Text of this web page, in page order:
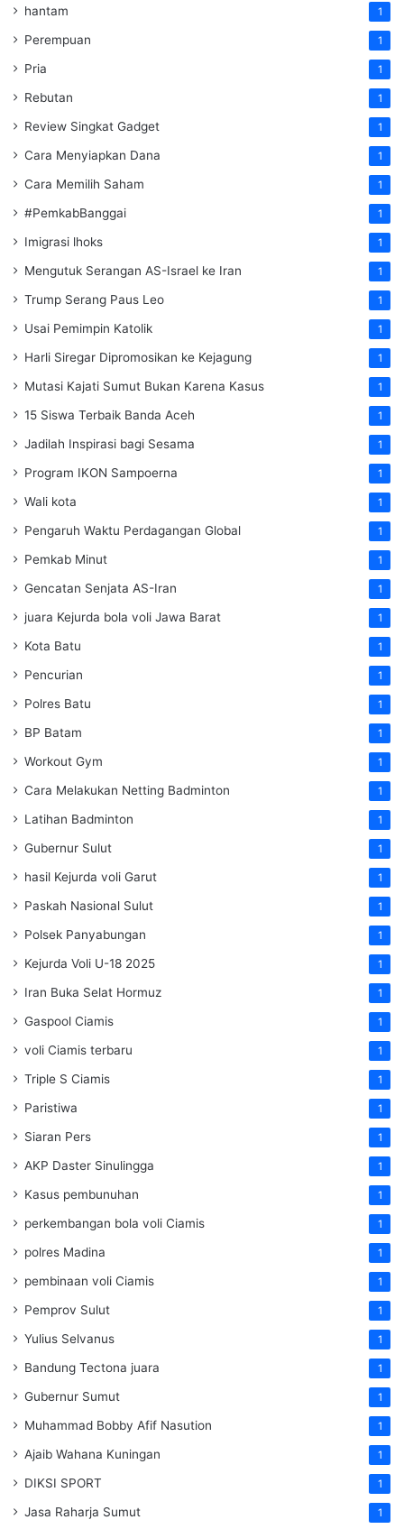
hantam 1
Perempuan 1
Pria 1
Rebutan 1
Review Singkat Gadget 1
Cara Menyiapkan Dana 1
Cara Memilih Saham 1
#PemkabBanggai 1
Imigrasi lhoks 1
Mengutuk Serangan AS-Israel ke Iran 1
Trump Serang Paus Leo 1
Usai Pemimpin Katolik 1
Harli Siregar Dipromosikan ke Kejagung 1
Mutasi Kajati Sumut Bukan Karena Kasus 1
15 Siswa Terbaik Banda Aceh 1
Jadilah Inspirasi bagi Sesama 1
Program IKON Sampoerna 1
Wali kota 1
Pengaruh Waktu Perdagangan Global 1
Pemkab Minut 1
Gencatan Senjata AS-Iran 1
juara Kejurda bola voli Jawa Barat 1
Kota Batu 1
Pencurian 1
Polres Batu 1
BP Batam 1
Workout Gym 1
Cara Melakukan Netting Badminton 1
Latihan Badminton 1
Gubernur Sulut 1
hasil Kejurda voli Garut 1
Paskah Nasional Sulut 1
Polsek Panyabungan 1
Kejurda Voli U-18 2025 1
Iran Buka Selat Hormuz 1
Gaspool Ciamis 1
voli Ciamis terbaru 1
Triple S Ciamis 1
Paristiwa 1
Siaran Pers 1
AKP Daster Sinulingga 1
Kasus pembunuhan 1
perkembangan bola voli Ciamis 1
polres Madina 1
pembinaan voli Ciamis 1
Pemprov Sulut 1
Yulius Selvanus 1
Bandung Tectona juara 1
Gubernur Sumut 1
Muhammad Bobby Afif Nasution 1
Ajaib Wahana Kuningan 1
DIKSI SPORT 1
Jasa Raharja Sumut 1